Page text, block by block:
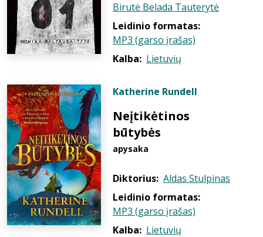
Birutė Belada Tauterytė
Leidinio formatas:
MP3 (garso įrašas)
Kalba: Lietuvių
Katherine Rundell
Neįtikėtinos
būtybės
apysaka
Diktorius: Aldas Stulpinas
Leidinio formatas:
MP3 (garso įrašas)
Kalba: Lietuvių